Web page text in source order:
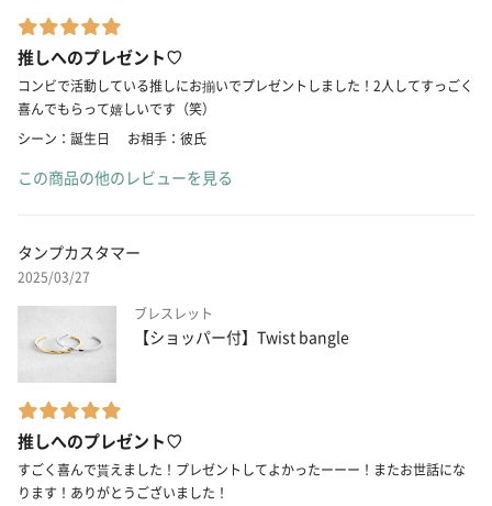
推しへのプレゼント♡
コンビで活動している推しにお揃いでプレゼントしました！2人してすっごく
喜んでもらって嬉しいです（笑）
シーン：誕生日
お相手：彼氏
この商品の他のレビューを見る
タンプカスタマー
2025/03/27
ブレスレット
【ショッパー付】Twist bangle
推しへのプレゼント♡
すごく喜んで貰えました！プレゼントしてよかったーーー！またお世話にな
ります！ありがとうございました！